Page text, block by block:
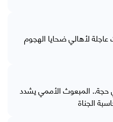
لأهالي ضحايا الهجوم
حجة.. المبعوث الأممي يشدد
الجناة